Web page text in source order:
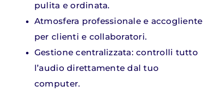
pulita e ordinata.
Atmosfera professionale e accogliente
per clienti e collaboratori.
Gestione centralizzata: controlli tutto
l’audio direttamente dal tuo
computer.